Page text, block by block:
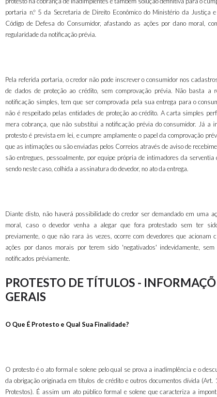
portaria n.º 5 da Secretaria de Direito Econômico do Ministério da Justiça
Código de Defesa do Consumidor, afastando as ações por dano moral,
regularidade da notificação prévia.
Pela referida portaria, o credor não pode inscrever o consumidor nos
de dados de proteção ao crédito, sem comprovação prévia. Não basta a
notificação simples, tem que ser comprovada pela sua entrega para o
não é respeitado pelas entidades de proteção ao crédito. A carta simples
mera cobrança, que não substitui a notificação prévia do consumidor. Já a
protesto é prevista em lei, e cumpre amplamente o papel da comprovação
que as intimações ou são enviadas pelos Correios através de aviso de
são entregues, pessoalmente, por equipe própria de intimadores da serventia
sendo neste caso, colhida a assinatura do devedor, no ato da entrega.
Diante disto, não haverá possibilidade do credor ser demandado em uma
moral, caso o devedor venha a alegar que fora protestado sem ter
previamente, o que não rara às vezes, ocorre com devedores que acionam
ações por danos morais por terem sido 'negativados' indevidamente,
notificados préviamente.
PROTESTO DE TÍTULOS -
GERAIS
O Que É Protesto e Qual Sua Finalidade?
O protesto é o ato formal e solene pelo qual se prova a inadimplência e o
da obrigação originada em títulos de crédito e outros documentos dívida (Art.
Protestos). É assim um ato público formal e solene que caracteriza a